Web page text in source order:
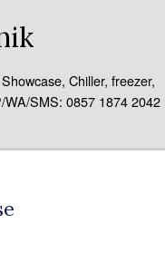
Chiller, freezer,
SMS: 0857 1874 2042